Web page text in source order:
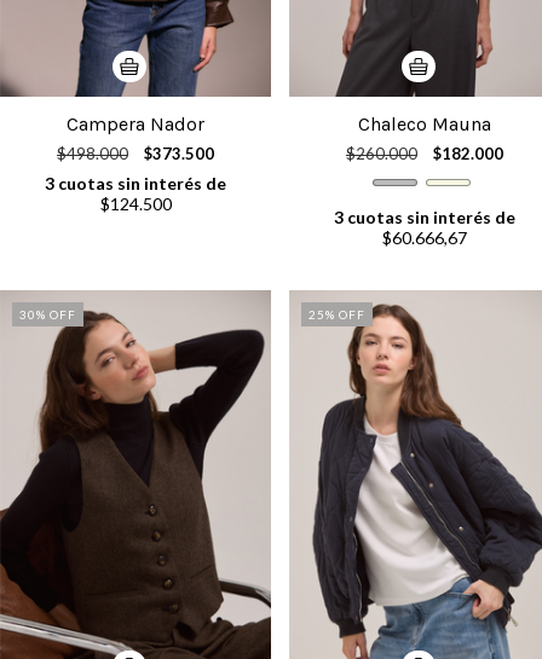
Campera Nador
$498.000 $373.500
3 cuotas sin interés de
$124.500
Chaleco Mauna
$260.000 $182.000
3 cuotas sin interés de
$60.666,67
30% OFF 25% OFF